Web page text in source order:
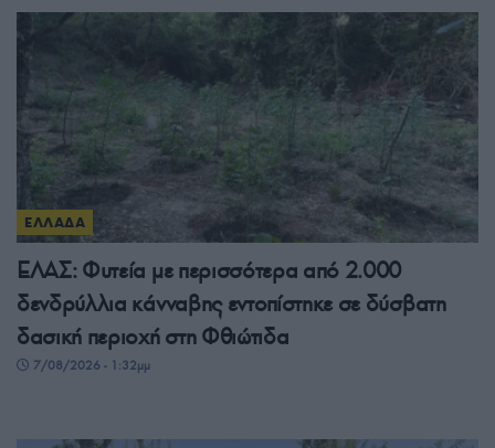
ΕΛΛΑΔΑ
ΕΛΑΣ: Φυτεία με περισσότερα από 2.000
δενδρύλλια κάνναβης εντοπίστηκε σε δύσβατη
δασική περιοχή στη Φθιώτιδα
7/08/2026 - 1:32μμ